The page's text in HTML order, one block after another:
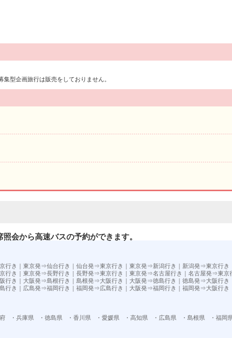
型企画旅行は販売をしておりません。
会から高速バスの予約ができます。
行き 東京発⇒仙台行き 仙台発⇒東京行き 東京発⇒新潟行き
新潟発⇒東京行き
行き 東京発⇒長野行き 長野発⇒東京行き 東京発⇒名古屋行き
名古屋発⇒東京
行き 大阪発⇒島根行き 島根発⇒大阪行き 大阪発⇒徳島行き
徳島発⇒大阪行き
行き 広島発⇒福岡行き 福岡発⇒広島行き 大阪発⇒福岡行き｜ 福岡発⇒大阪行き
・兵庫県 ・徳島県 ・香川県 ・愛媛県 ・高知県 ・広島県 ・島根県
・福岡